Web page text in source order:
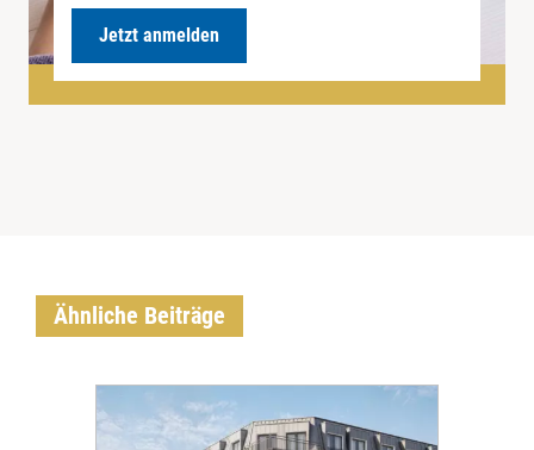
Jetzt anmelden
Ähnliche Beiträge